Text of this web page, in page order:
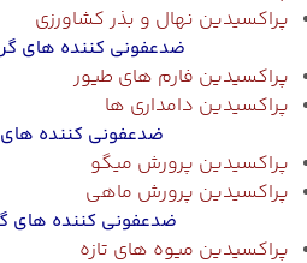
پراکسیدین نهال و بذر کشاورزی
ضدعفونی کننده های
پراکسیدین فارم های طیور
پراکسیدین دامداری ها
ضدعفونی کننده های
پراکسیدین پرورش میگو
پراکسیدین پرورش ماهی
ضدعفونی کننده های
پراکسیدین میوه های تازه